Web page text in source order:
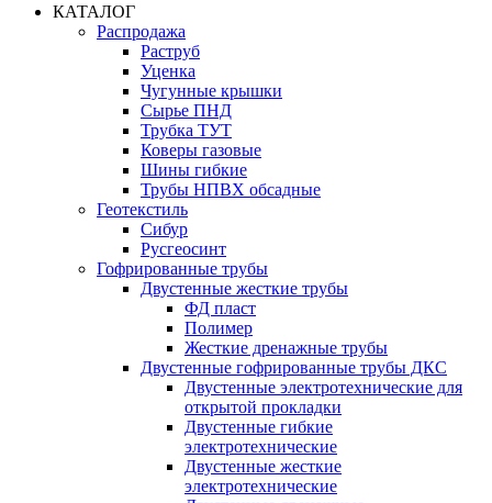
КАТАЛОГ
Распродажа
Раструб
Уценка
Чугунные крышки
Сырье ПНД
Трубка ТУТ
Коверы газовые
Шины гибкие
Трубы НПВХ обсадные
Геотекстиль
Сибур
Русгеосинт
Гофрированные трубы
Двустенные жесткие трубы
ФД пласт
Полимер
Жесткие дренажные трубы
Двустенные гофрированные трубы ДКС
Двустенные электротехнические для
открытой прокладки
Двустенные гибкие
электротехнические
Двустенные жесткие
электротехнические